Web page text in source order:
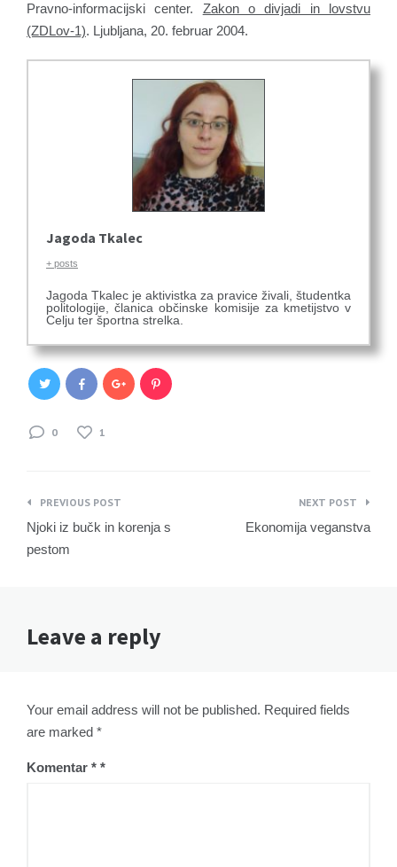
Pravno-informacijski center. Zakon o divjadi in lovstvu
(ZDLov-1). Ljubljana, 20. februar 2004.
Jagoda Tkalec
+ posts
Jagoda Tkalec je aktivistka za pravice živali, študentka
politologije, članica občinske komisije za kmetijstvo v
Celju ter športna strelka.
0 1
Navigacija
prispevka
PREVIOUS POST
Njoki iz bučk in korenja s
pestom
NEXT POST
Ekonomija veganstva
Leave a reply
Your email address will not be published. Required fields
are marked *
Komentar *